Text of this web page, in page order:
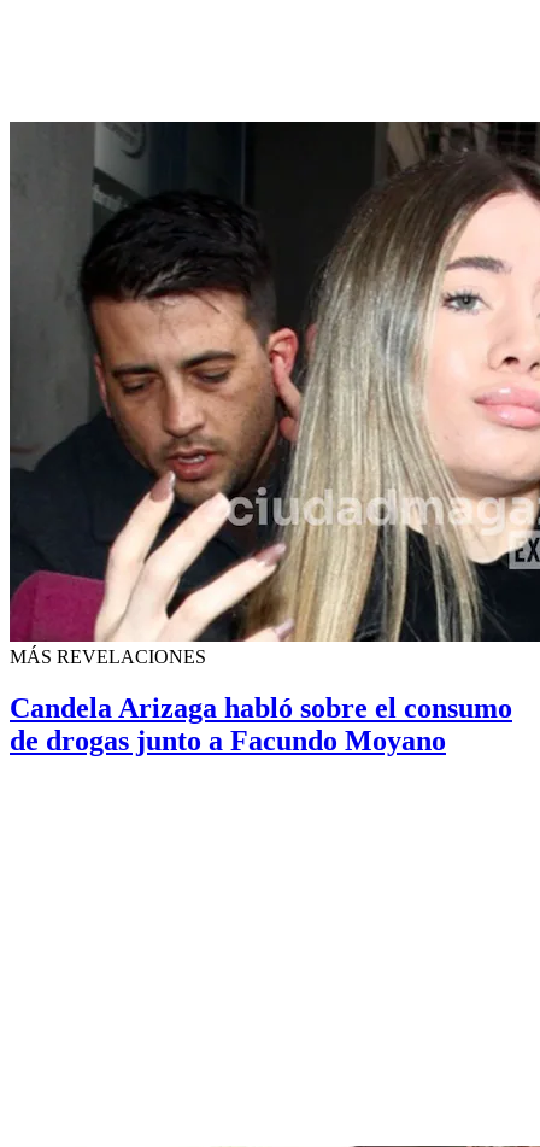
MÁS REVELACIONES
Candela Arizaga habló sobre el consumo
de drogas junto a Facundo Moyano